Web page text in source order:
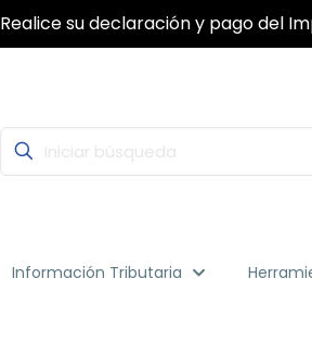
Realice su declaración y pago del
Información Tributaria